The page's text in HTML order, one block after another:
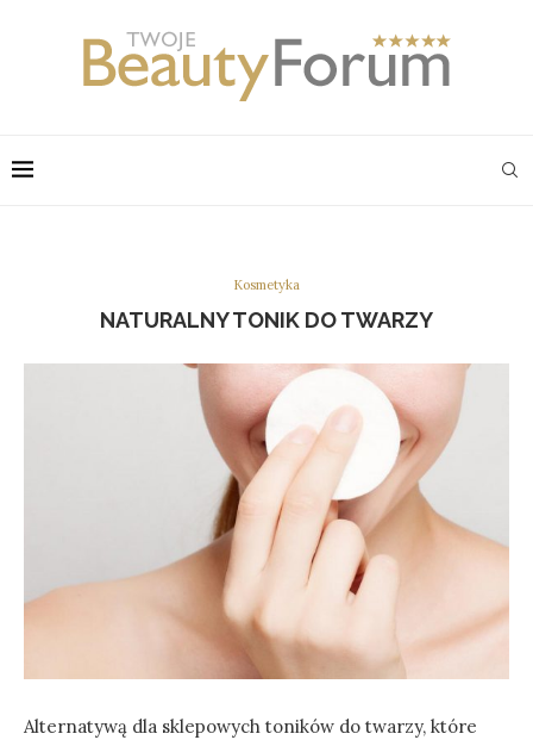
Kosmetyka
NATURALNY TONIK DO TWARZY
Alternatywą dla sklepowych toników do twarzy, które